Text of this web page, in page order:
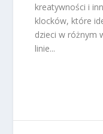
kreatywności i
klocków, które
dzieci w różnym
linie...